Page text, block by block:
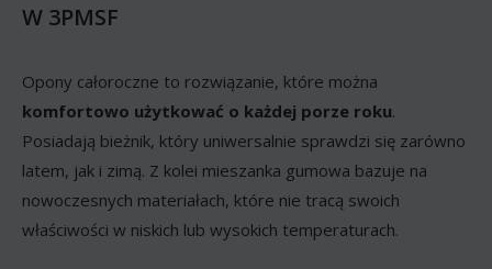
W 3PMSF
Opony całoroczne to rozwiązanie, które można
komfortowo użytkować o każdej porze roku.
Posiadają bieżnik, który uniwersalnie sprawdzi się zarówno
latem, jak i zimą. Z kolei mieszanka gumowa bazuje na
nowoczesnych materiałach, które nie tracą swoich
właściwości w niskich lub wysokich temperaturach.